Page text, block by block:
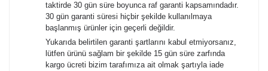
taktirde 30 gün süre boyunca raf garanti kapsamındadır.
30 gün garanti süresi hiçbir şekilde kullanılmaya
başlanmış ürünler için geçerli değildir.
Yukarıda belirtilen garanti şartlarını kabul etmiyorsanız,
lütfen ürünü sağlam bir şekilde 15 gün süre zarfında
kargo ücreti bizim tarafımıza ait olmak şartıyla iade